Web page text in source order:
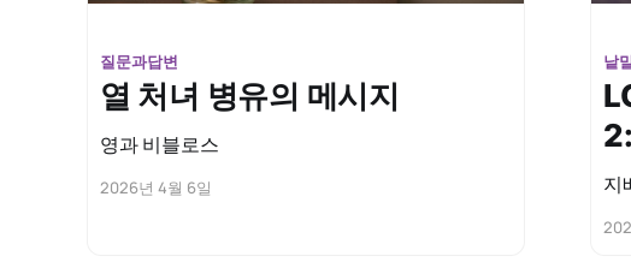
질문과답변
열 처녀 병유의 메시지
영과 비블로스
2026년 4월 6일
낱
지